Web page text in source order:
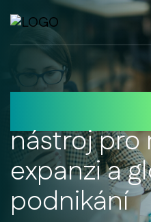
nástroj pro
expanzi a
podnikání